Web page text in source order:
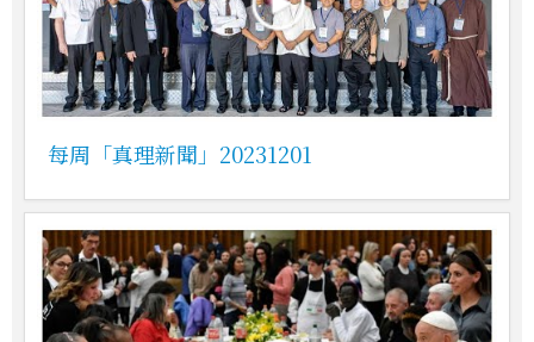
每周「真理新聞」20231201